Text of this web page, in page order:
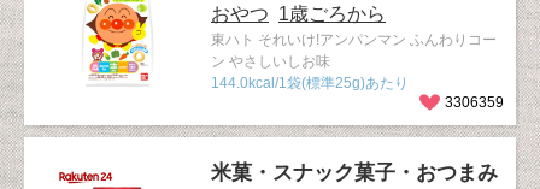
おやつ 1歳ごろから
東ハト それいけ!アンパンマン ふんわりコー
ン やさしいしお味
144.0kcal/1袋(標準25g)あたり
3306359
米菓・スナック菓子・おつまみ